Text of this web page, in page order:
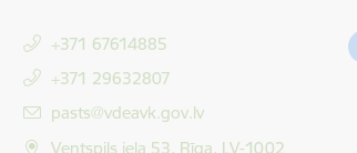
+371 67614885
+371 29632807
E-pasts:
pasts@vdeavk.gov.lv
Ventspils iela 53, Rīga, LV-1002